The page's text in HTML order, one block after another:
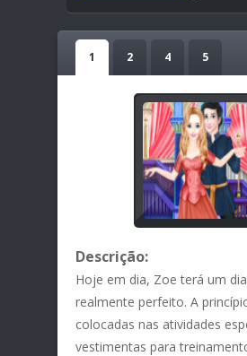
1 2 4 5
Descrição:
Hoje em dia, Zoe terá um
realmente perfeito. A
colocadas nas atividades
vestimentas para